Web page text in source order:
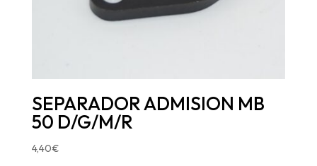
SEPARADOR ADMISION MB
50 D/G/M/R
4,40€